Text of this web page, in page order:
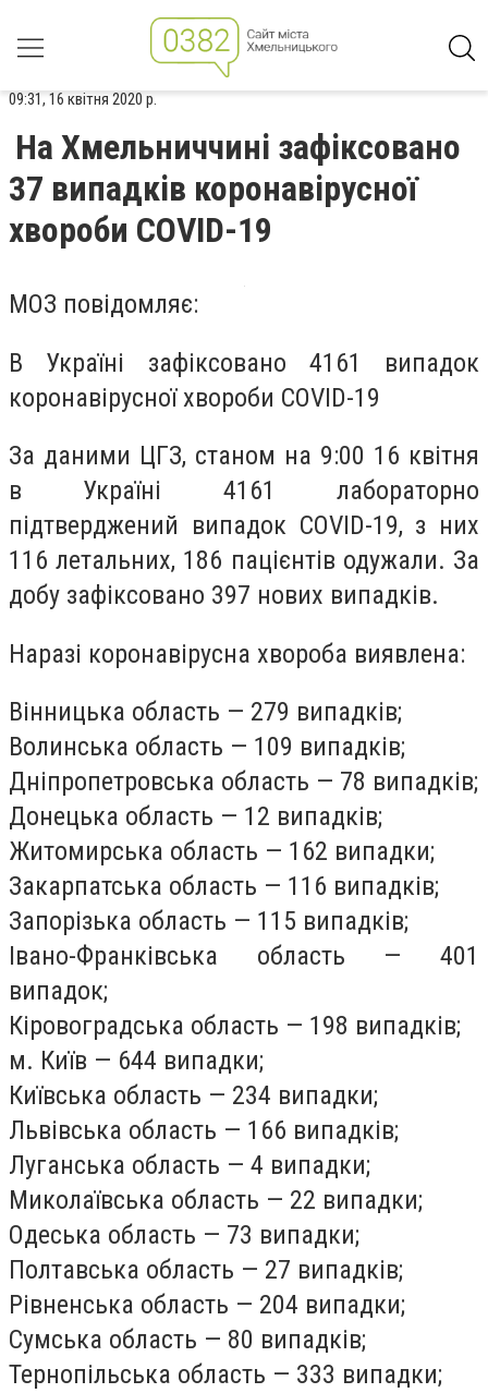
09:31, 16 квітня 2020 р.
На Хмельниччині зафіксовано
37 випадків коронавірусної
хвороби COVID-19
МОЗ повідомляє:
В Україні зафіксовано 4161 випадок
коронавірусної хвороби COVID-19
За даними ЦГЗ, станом на 9:00 16 квітня
в Україні 4161 лабораторно
підтверджений випадок COVID-19, з них
116 летальних, 186 пацієнтів одужали. За
добу зафіксовано 397 нових випадків.
Наразі коронавірусна хвороба виявлена:
Вінницька область — 279 випадків;
Волинська область — 109 випадків;
Дніпропетровська область — 78 випадків;
Донецька область — 12 випадків;
Житомирська область — 162 випадки;
Закарпатська область — 116 випадків;
Запорізька область — 115 випадків;
Івано-Франківська область — 401
випадок;
Кіровоградська область — 198 випадків;
м. Київ — 644 випадки;
Київська область — 234 випадки;
Львівська область — 166 випадків;
Луганська область — 4 випадки;
Миколаївська область — 22 випадки;
Одеська область — 73 випадки;
Полтавська область — 27 випадків;
Рівненська область — 204 випадки;
Сумська область — 80 випадків;
Тернопільська область — 333 випадки;